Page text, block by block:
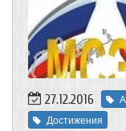
27.12.2016
Достижения